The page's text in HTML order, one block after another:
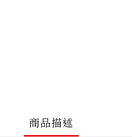
商品描述